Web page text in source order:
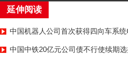
延伸阅读
中国机器人公司首次获得四向车系
中国中铁20亿元公司债不行使续期